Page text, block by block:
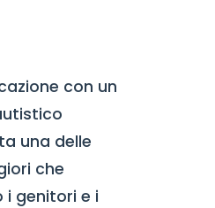
con un
una delle
che
genitori e i